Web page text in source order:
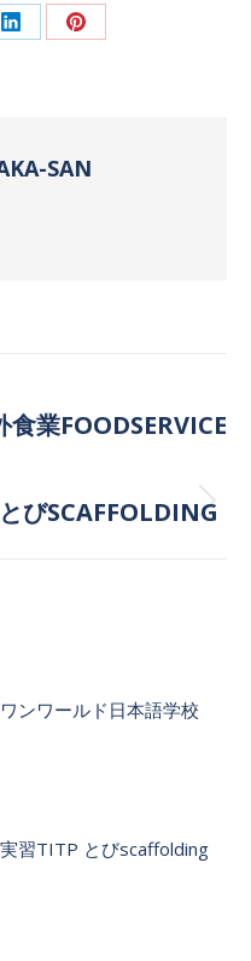
LinkedInPinterest
SAN
業FOODSERVICE
びSCAFFOLDING
ンワールド日本語学校
習TITP とびscaffolding